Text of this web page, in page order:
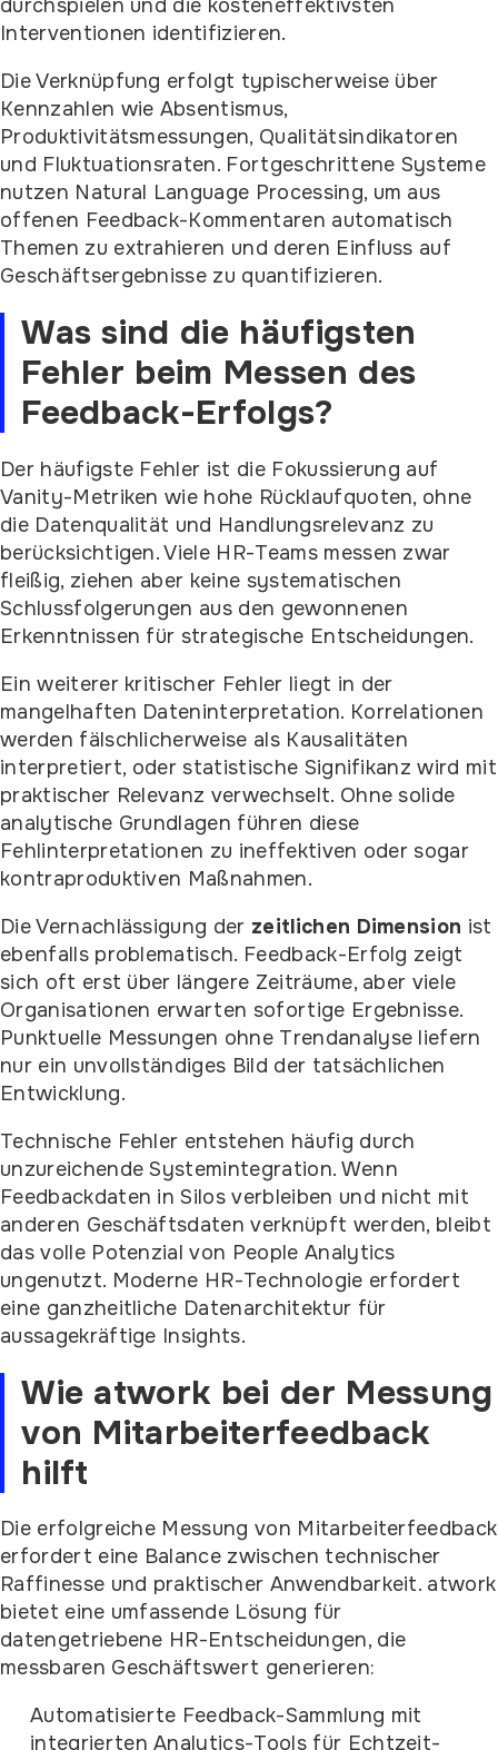
durchspielen und die kosteneffektivsten
Interventionen identifizieren.
Die Verknüpfung erfolgt typischerweise über
Kennzahlen wie Absentismus,
Produktivitätsmessungen, Qualitätsindikatoren
und Fluktuationsraten. Fortgeschrittene Systeme
nutzen Natural Language Processing, um aus
offenen Feedback-Kommentaren automatisch
Themen zu extrahieren und deren Einfluss auf
Geschäftsergebnisse zu quantifizieren.
Was sind die häufigsten
Fehler beim Messen des
Feedback-Erfolgs?
Der häufigste Fehler ist die Fokussierung auf
Vanity-Metriken wie hohe Rücklaufquoten, ohne
die Datenqualität und Handlungsrelevanz zu
berücksichtigen. Viele HR-Teams messen zwar
fleißig, ziehen aber keine systematischen
Schlussfolgerungen aus den gewonnenen
Erkenntnissen für strategische Entscheidungen.
Ein weiterer kritischer Fehler liegt in der
mangelhaften Dateninterpretation. Korrelationen
werden fälschlicherweise als Kausalitäten
interpretiert, oder statistische Signifikanz wird mit
praktischer Relevanz verwechselt. Ohne solide
analytische Grundlagen führen diese
Fehlinterpretationen zu ineffektiven oder sogar
kontraproduktiven Maßnahmen.
Die Vernachlässigung der zeitlichen Dimension ist
ebenfalls problematisch. Feedback-Erfolg zeigt
sich oft erst über längere Zeiträume, aber viele
Organisationen erwarten sofortige Ergebnisse.
Punktuelle Messungen ohne Trendanalyse liefern
nur ein unvollständiges Bild der tatsächlichen
Entwicklung.
Technische Fehler entstehen häufig durch
unzureichende Systemintegration. Wenn
Feedbackdaten in Silos verbleiben und nicht mit
anderen Geschäftsdaten verknüpft werden, bleibt
das volle Potenzial von People Analytics
ungenutzt. Moderne HR-Technologie erfordert
eine ganzheitliche Datenarchitektur für
aussagekräftige Insights.
Wie atwork bei der Messung
von Mitarbeiterfeedback
hilft
Die erfolgreiche Messung von Mitarbeiterfeedback
erfordert eine Balance zwischen technischer
Raffinesse und praktischer Anwendbarkeit. atwork
bietet eine umfassende Lösung für
datengetriebene HR-Entscheidungen, die
messbaren Geschäftswert generieren:
Automatisierte Feedback-Sammlung mit
integrierten Analytics-Tools für Echtzeit-